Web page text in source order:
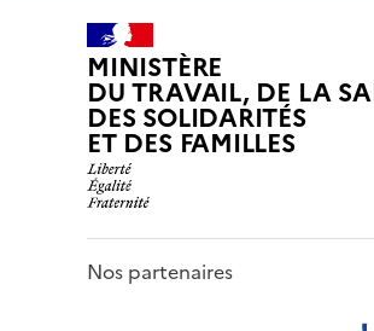
MINISTÈRE
DU TRAVAIL, DE LA
DES SOLIDARITÉS
ET DES FAMILLES
Nos partenaires